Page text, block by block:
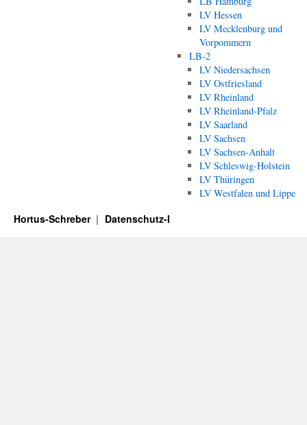
LV Hessen
LV Mecklenburg und
Vorpommern
LB-2
LV Niedersachsen
LV Ostfriesland
LV Rheinland
LV Rheinland-Pfalz
LV Saarland
LV Sachsen
LV Sachsen-Anhalt
LV Schleswig-Holstein
LV Thüringen
LV Westfalen und Lippe
Hortus-Schreber Datenschutz-I